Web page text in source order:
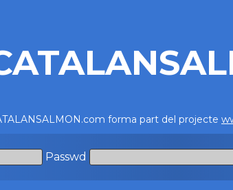
forma part del projecte
Passwd